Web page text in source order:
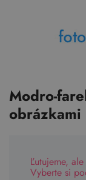
Modro-
obrázkami
Ľutujeme,
Vyberte si